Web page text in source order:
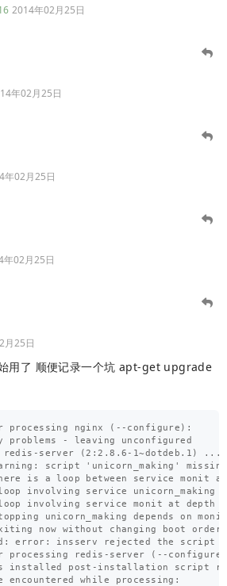
2014年02月25日
年02月25日
年02月25日
年02月25日
月25日
用了 顺便记录一个坑 apt-get upgrade
processing nginx (--configure):
problems - leaving unconfigured
redis-server (2:2.8.6-1~dotdeb.1) ...
script 'unicorn_making'
is a loop between service monit
involving service unicorn_making
involving service monit at depth 1
unicorn_making depends on
now without changing boot order!
error: insserv rejected the script
processing redis-server (--
installed post-installation script
encountered while processing: